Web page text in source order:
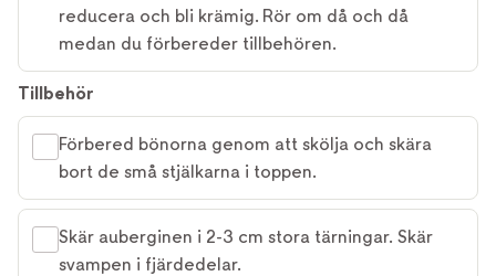
reducera och bli krämig. Rör om då och då
medan du förbereder tillbehören.
Tillbehör
Förbered bönorna genom att skölja och skära
bort de små stjälkarna i toppen.
Skär auberginen i 2-3 cm stora tärningar. Skär
svampen i fjärdedelar.